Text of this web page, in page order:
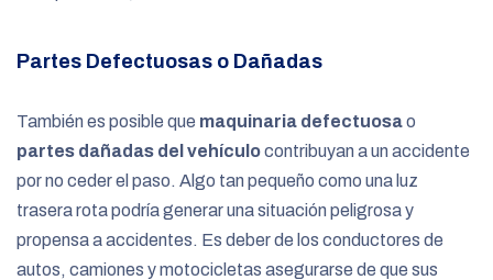
Partes Defectuosas o Dañadas
También es posible que maquinaria defectuosao
partes dañadas del vehículocontribuyan a un accidente
por no ceder el paso. Algo tan pequeño como una luz
trasera rota podría generar una situación peligrosa y
propensa a accidentes. Es deber de los conductores de
autos, camiones y motocicletas asegurarse de que sus